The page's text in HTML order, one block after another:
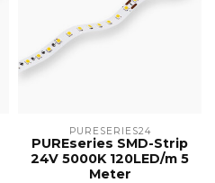
PURESERIES24
PUREseries SMD-Strip
24V 5000K 120LED/m 5
Meter